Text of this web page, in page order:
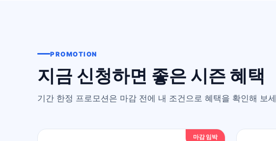
PROMOTION
지금 신청하면 좋은 시즌 혜택
기간 한정 프로모션은 마감 전에 내 조건으로 혜택을 확인해 보
마감 임박